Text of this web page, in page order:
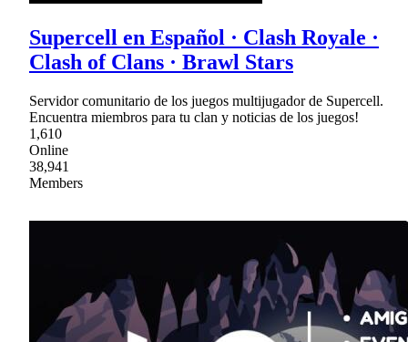
Supercell en Español · Clash Royale ·
Clash of Clans · Brawl Stars
Servidor comunitario de los juegos multijugador de Supercell.
Encuentra miembros para tu clan y noticias de los juegos!
1,610
Online
38,941
Members